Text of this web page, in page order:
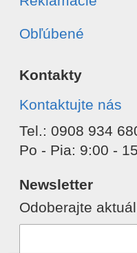
Obľúbené
Kontakty
Kontaktujte nás
Tel.: 0908 934
Po - Pia: 9:00 -
Newsletter
Odoberajte